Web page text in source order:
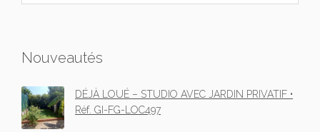
Nouveautés
DÉJÀ LOUÉ – STUDIO AVEC JARDIN PRIVATIF •
Réf. GI-FG-LOC497